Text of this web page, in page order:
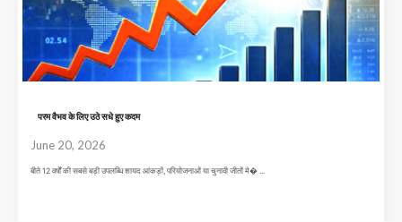
परम वैभव के लिए उठे सधे हुए कदम
June 20, 2026
बीते 12 वर्षों की सबसे बड़ी उपलब्धि शायद आंकड़ों, परियोजनाओं या चुनावी जीतों मे� ...